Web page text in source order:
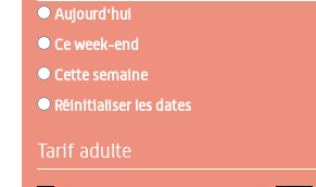
Aujourd'hui
Ce week-end
Cette semaine
Réinitialiser les dates
Tarif adulte